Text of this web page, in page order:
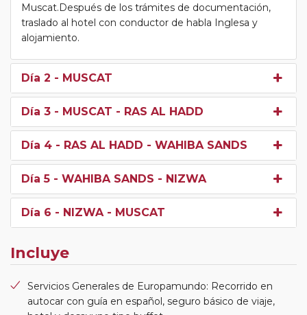
Muscat.Después de los trámites de documentación,
traslado al hotel con conductor de habla Inglesa y
alojamiento.
Día 2 - MUSCAT
Día 3 - MUSCAT - RAS AL HADD
Día 4 - RAS AL HADD - WAHIBA SANDS
Día 5 - WAHIBA SANDS - NIZWA
Día 6 - NIZWA - MUSCAT
Incluye
Servicios Generales de Europamundo: Recorrido en
autocar con guía en español, seguro básico de viaje,